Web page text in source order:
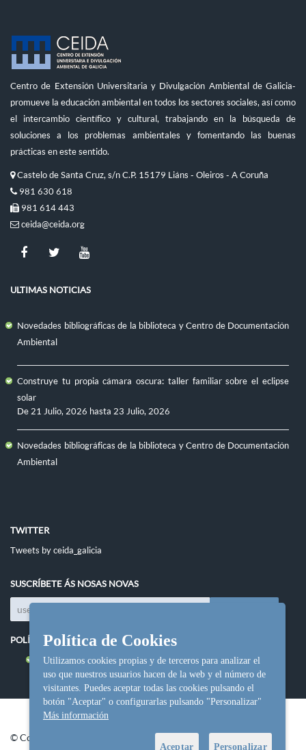
Centro de Extensión Universitaria y Divulgación Ambiental de Galicia-
promueve la educación ambiental en todos los sectores sociales, así como
el intercambio científico y cultural, trabajando en la búsqueda de
soluciones a los problemas ambientales y fomentando las buenas
prácticas en este sentido.
Castelo de Santa Cruz, s/n C.P. 15179 Liáns - Oleiros - A Coruña
981 630 618
981 614 443
ceida@ceida.org
ULTIMAS NOTICIAS
Novedades bibliográficas de la biblioteca y Centro de Documentación
Ambiental
Construye tu propia cámara oscura: taller familiar sobre el eclipse
solar
De21 Julio, 2026 hasta 23 Julio, 2026
Novedades bibliográficas de la biblioteca y Centro de Documentación
Ambiental
TWITTER
Tweets by ceida_galicia
SUSCRÍBETE ÁS NOSAS NOVAS
POLÍTICAS DO SITIO
Política de cookies
© Copyright Ceida.
Política de Cookies
Utilizamos cookies propias y de terceros para analizar el
uso que nuestros usuarios hacen de la web y el número de
visitantes. Puedes aceptar todas las cookies pulsando el
botón "Aceptar" o configurarlas pulsando "Personalizar"
Más información
Aceptar Personalizar